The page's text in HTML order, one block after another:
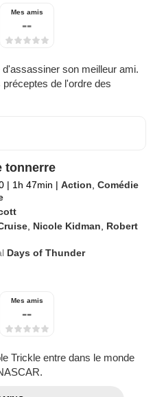
Mes amis
--
son meilleur ami.
de l'ordre des
tonnerre
| 1h 47min | Action,Comédie
, Nicole Kidman, Robert
Days of Thunder
Mes amis
--
Trickle entre dans le monde